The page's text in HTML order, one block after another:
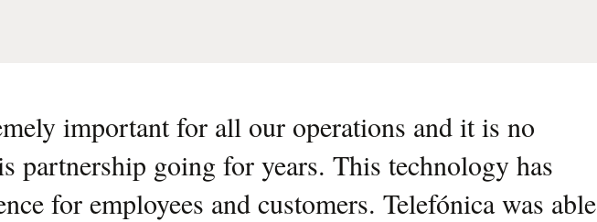
important for all our operations and it is no
partnership going for years. This technology has
for employees and customers. Telefónica was able